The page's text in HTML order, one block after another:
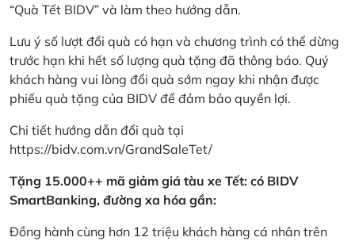
“Quà Tết BIDV” và làm theo hướng dẫn.
Lưu ý số lượt đổi quà có hạn và chương trình có thể dừng
trước hạn khi hết số lượng quà tặng đã thông báo. Quý
khách hàng vui lòng đổi quà sớm ngay khi nhận được
phiếu quà tặng của BIDV để đảm bảo quyền lợi.
Chi tiết hướng dẫn đổi quà tại
https://bidv.com.vn/GrandSaleTet/
Tặng 15.000++ mã giảm giá tàu xe Tết: có BIDV
SmartBanking, đường xa hóa gần:
Đồng hành cùng hơn 12 triệu khách hàng cá nhân trên